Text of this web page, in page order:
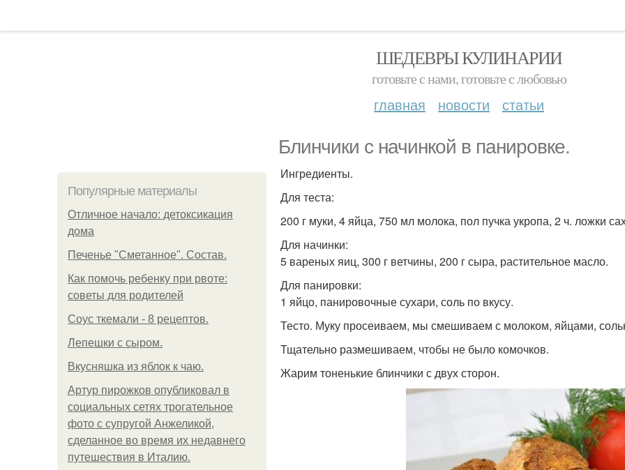
ШЕДЕВРЫ КУЛИНАРИИ
готовьте с нами, готовьте с любовью
главная новости статьи
Блинчики с начинкой в панировке.
Популярные материалы
Отличное начало: детоксикация
дома
Печенье "Сметанное". Состав.
Как помочь ребенку при рвоте:
советы для родителей
Соус ткемали - 8 рецептов.
Лепешки с сыром.
Вкусняшка из яблок к чаю.
Артур пирожков опубликовал в
социальных сетях трогательное
фото с супругой Анжеликой,
сделанное во время их недавнего
путешествия в Италию.
Ингредиенты.
Для теста:
200 г муки, 4 яйца, 750 мл молока, пол пучка укропа, 2 ч. ложки
Для начинки:
5 вареных яиц, 300 г ветчины, 200 г сыра, растительное масло.
Для панировки:
1 яйцо, панировочные сухари, соль по вкусу.
Тесто. Муку просеиваем, мы смешиваем с молоком, яйцами,
Тщательно размешиваем, чтобы не было комочков.
Жарим тоненькие блинчики с двух сторон.